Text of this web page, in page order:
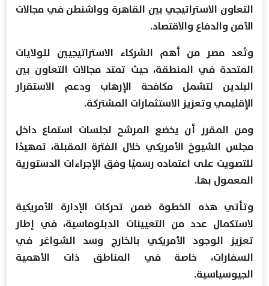
التعاون الاستراتيجي بين القاهرة وواشنطن في مجالات
الأمن والدفاع والاقتصاد.
وتُعد مصر من أهم الشركاء الاستراتيجيين للولايات
المتحدة في المنطقة، حيث تمتد مجالات التعاون بين
البلدين لتشمل مكافحة الإرهاب ودعم الاستقرار
الإقليمي وتعزيز الاستثمارات المشتركة.
ومن المقرر أن يخضع المرشح لجلسات استماع داخل
مجلس الشيوخ الأمريكي خلال الفترة المقبلة، تمهيدًا
للتصويت على اعتماده رسميًا وفق الإجراءات الدستورية
المعمول بها.
وتأتي هذه الخطوة ضمن تحركات الإدارة الأمريكية
لاستكمال عدد من التعيينات الدبلوماسية، في إطار
تعزيز الوجود الأمريكي بالخارج وسد الشواغر في
السفارات، خاصة في المناطق ذات الأهمية
الجيوسياسية.